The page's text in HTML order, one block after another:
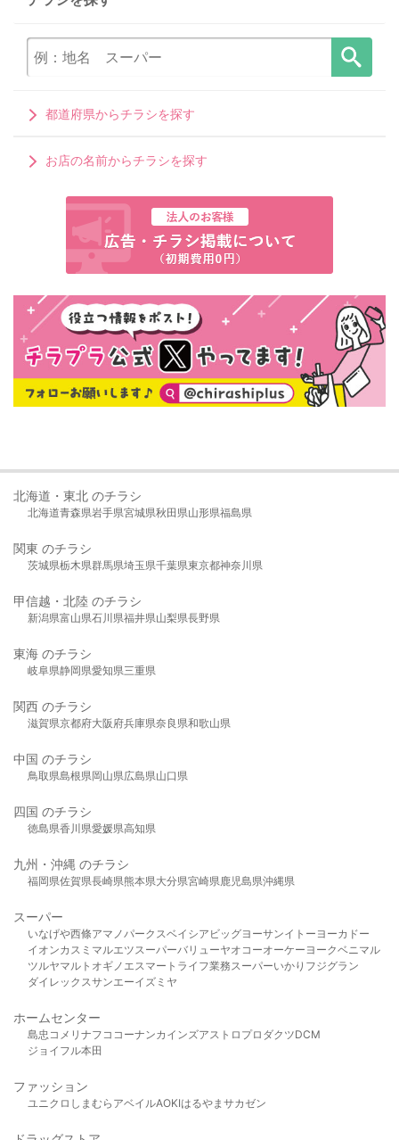
都道府県からチラシを探す
お店の名前からチラシを探す
北海道・東北 のチラシ
北海道青森県岩手県宮城県秋田県山形県福島県
関東 のチラシ
茨城県栃木県群馬県埼玉県千葉県東京都神奈川県
甲信越・北陸 のチラシ
新潟県富山県石川県福井県山梨県長野県
東海 のチラシ
岐阜県静岡県愛知県三重県
関西 のチラシ
滋賀県京都府大阪府兵庫県奈良県和歌山県
中国 のチラシ
鳥取県島根県岡山県広島県山口県
四国 のチラシ
徳島県香川県愛媛県高知県
九州・沖縄 のチラシ
福岡県佐賀県長崎県熊本県大分県宮崎県鹿児島県沖縄県
スーパー
いなげや西條アマノパークスベイシア ビッグヨーサンイトーヨーカドー
イオンカスミ マルエツスーパーバリューヤオコーオーケー ヨークベニマル
ツルヤマルト オギノ エスマート ライフ業務スーパーいかり フジグラン
ダイレックスサンエーイズミヤ
ホームセンター
島忠 コメリ ナフコ コーナンカインズアストロプロダクツDCM
ジョイフル本田
ファッション
ユニクロ しまむら アベイルAOKIはるやま サカゼン